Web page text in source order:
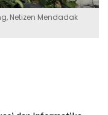
Netizen Mendadak